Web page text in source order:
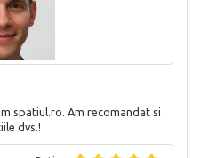
spatiul.ro. Am recomandat si
dvs.!